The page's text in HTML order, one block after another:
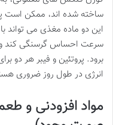
ساخته شده اند، ممکن است
این دو ماده مغذی می
سرعت احساس گرسنگی کند
برود. پروتئین و فیبر هر دو
انرژی در طول روز ضروری
مواد افزودنی و